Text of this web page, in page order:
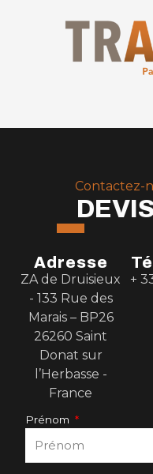
Contactez-
Adresse
ZA de Druisieux
- 133 Rue des
Marais – BP26
26260 Saint
Donat sur
l’Herbasse -
France
+
Prénom